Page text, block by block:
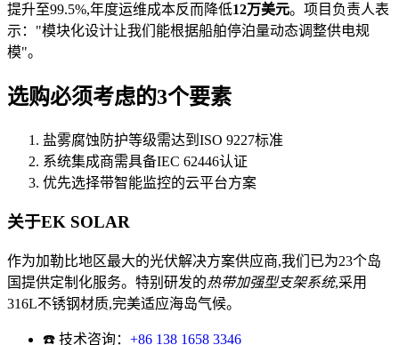
提升至99.5%,年度运维成本反而降低12万美元。项目负责人表
示："模块化设计让我们能根据船舶停泊量动态调整供电规
模"。
选购必须考虑的3个要素
盐雾腐蚀防护等级需达到ISO 9227标准
系统集成商需具备IEC 62446认证
优先选择带智能监控的云平台方案
关于EK SOLAR
作为加勒比地区最大的光伏解决方案供应商,我们已为23个岛
国提供定制化服务。特别研发的热带加强型支架系统,采用
316L不锈钢材质,完美适应海岛气候。
☎️ 技术咨询： +86 138 1658 3346